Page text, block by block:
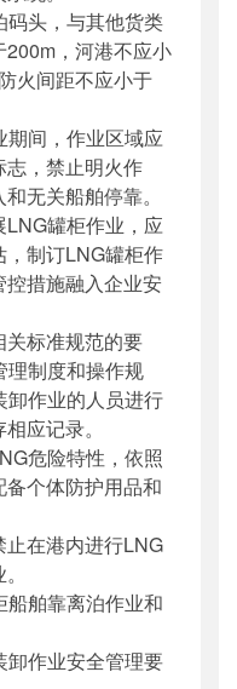
头，与其他货类
，河港不应小
火间距不应小于
间，作业区域应
，禁止明火作
无关船舶停靠。
罐柜作业，应
制订LNG罐柜作
措施融入企业安
标准规范的要
理制度和操作规
卸作业的人员进行
应记录。
危险特性，依照
个体防护用品和
在港内进行LNG
舶靠离泊作业和
作业安全管理要